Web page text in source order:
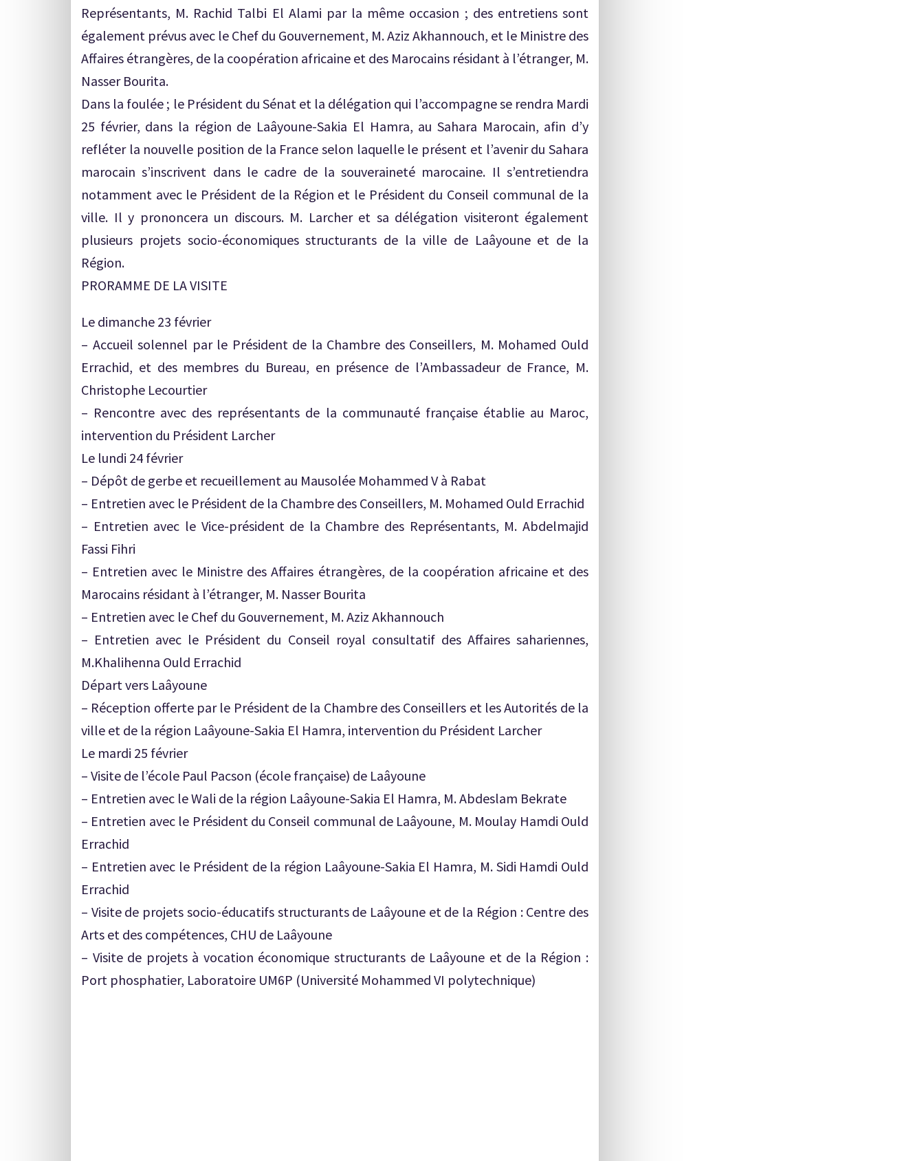
Représentants, M. Rachid Talbi El Alami par la même occasion ; des entretiens sont
également prévus avec le Chef du Gouvernement, M. Aziz Akhannouch, et le Ministre des
Affaires étrangères, de la coopération africaine et des Marocains résidant à l’étranger, M.
Nasser Bourita.
Dans la foulée ; le Président du Sénat et la délégation qui l’accompagne se rendra Mardi
25 février, dans la région de Laâyoune-Sakia El Hamra, au Sahara Marocain, afin d’y
refléter la nouvelle position de la France selon laquelle le présent et l’avenir du Sahara
marocain s’inscrivent dans le cadre de la souveraineté marocaine. Il s’entretiendra
notamment avec le Président de la Région et le Président du Conseil communal de la
ville. Il y prononcera un discours. M. Larcher et sa délégation visiteront également
plusieurs projets socio-économiques structurants de la ville de Laâyoune et de la
Région.
PRORAMME DE LA VISITE
Le dimanche 23 février
– Accueil solennel par le Président de la Chambre des Conseillers, M. Mohamed Ould
Errachid, et des membres du Bureau, en présence de l’Ambassadeur de France, M.
Christophe Lecourtier
– Rencontre avec des représentants de la communauté française établie au Maroc,
intervention du Président Larcher
Le lundi 24 février
– Dépôt de gerbe et recueillement au Mausolée Mohammed V à Rabat
– Entretien avec le Président de la Chambre des Conseillers, M. Mohamed Ould Errachid
– Entretien avec le Vice-président de la Chambre des Représentants, M. Abdelmajid
Fassi Fihri
– Entretien avec le Ministre des Affaires étrangères, de la coopération africaine et des
Marocains résidant à l’étranger, M. Nasser Bourita
– Entretien avec le Chef du Gouvernement, M. Aziz Akhannouch
– Entretien avec le Président du Conseil royal consultatif des Affaires sahariennes,
M.Khalihenna Ould Errachid
Départ vers Laâyoune
– Réception offerte par le Président de la Chambre des Conseillers et les Autorités de la
ville et de la région Laâyoune-Sakia El Hamra, intervention du Président Larcher
Le mardi 25 février
– Visite de l’école Paul Pacson (école française) de Laâyoune
– Entretien avec le Wali de la région Laâyoune-Sakia El Hamra, M. Abdeslam Bekrate
– Entretien avec le Président du Conseil communal de Laâyoune, M. Moulay Hamdi Ould
Errachid
– Entretien avec le Président de la région Laâyoune-Sakia El Hamra, M. Sidi Hamdi Ould
Errachid
– Visite de projets socio-éducatifs structurants de Laâyoune et de la Région : Centre des
Arts et des compétences, CHU de Laâyoune
– Visite de projets à vocation économique structurants de Laâyoune et de la Région :
Port phosphatier, Laboratoire UM6P (Université Mohammed VI polytechnique)